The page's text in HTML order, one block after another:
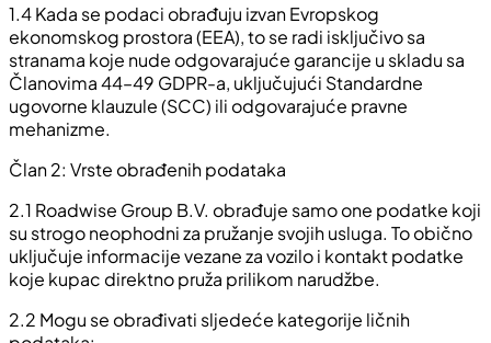
1.4 Kada se podaci obrađuju izvan Evropskog
ekonomskog prostora (EEA), to se radi isključivo sa
stranama koje nude odgovarajuće garancije u skladu sa
Članovima 44–49 GDPR-a, uključujući Standardne
ugovorne klauzule (SCC) ili odgovarajuće pravne
mehanizme.
Član 2: Vrste obrađenih podataka
2.1 Roadwise Group B.V. obrađuje samo one podatke koji
su strogo neophodni za pružanje svojih usluga. To obično
uključuje informacije vezane za vozilo i kontakt podatke
koje kupac direktno pruža prilikom narudžbe.
2.2 Mogu se obrađivati sljedeće kategorije ličnih